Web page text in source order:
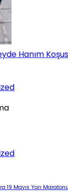
Hanım
19 Mayıs Yarı Maratonu